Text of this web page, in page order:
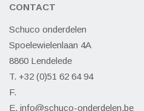
CONTACT
Schuco onderdelen
Spoelewielenlaan 4A
8860 Lendelede
T. +32 (0)51 62 64 94
F.
E. info@schuco-onderdelen.be